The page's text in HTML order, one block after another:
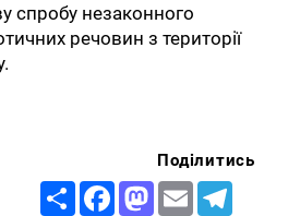
спробу незаконного
речовин з території
Поділитись
Share FacebookMastodon
Email